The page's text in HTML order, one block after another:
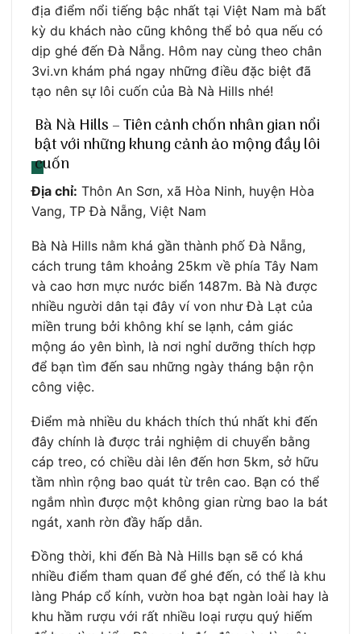
địa điểm nổi tiếng bậc nhất tại Việt Nam mà bất
kỳ du khách nào cũng không thể bỏ qua nếu có
dịp ghé đến Đà Nẵng. Hôm nay cùng theo chân
3vi.vn khám phá ngay những điều đặc biệt đã
tạo nên sự lôi cuốn của Bà Nà Hills nhé!
Bà Nà Hills – Tiên cảnh chốn nhân gian nổi
bật với những khung cảnh ảo mộng đầy lôi
cuốn
Địa chỉ: Thôn An Sơn, xã Hòa Ninh, huyện Hòa
Vang, TP Đà Nẵng, Việt Nam
Bà Nà Hills nằm khá gần thành phố Đà Nẵng,
cách trung tâm khoảng 25km về phía Tây Nam
và cao hơn mực nước biển 1487m. Bà Nà được
nhiều người dân tại đây ví von như Đà Lạt của
miền trung bởi không khí se lạnh, cảm giác
mộng áo yên bình, là nơi nghỉ dưỡng thích hợp
để bạn tìm đến sau những ngày tháng bận rộn
công việc.
Điểm mà nhiều du khách thích thú nhất khi đến
đây chính là được trải nghiệm di chuyển bằng
cáp treo, có chiều dài lên đến hơn 5km, sở hữu
tầm nhìn rộng bao quát từ trên cao. Bạn có thể
ngắm nhìn được một không gian rừng bao la bát
ngát, xanh rờn đầy hấp dẫn.
Đồng thời, khi đến Bà Nà Hills bạn sẽ có khá
nhiều điểm tham quan để ghé đến, có thể là khu
làng Pháp cổ kính, vườn hoa bạt ngàn loài hay là
khu hầm rượu với rất nhiều loại rượu quý hiếm